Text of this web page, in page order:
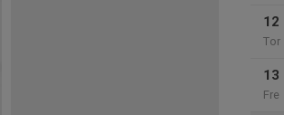
12
Tor
13
Fre